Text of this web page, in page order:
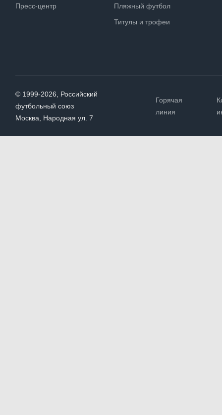
Пресс-центр
Пляжный футбол
Титулы и трофеи
© 1999-2026, Российский
футбольный союз
Москва, Народная ул. 7
Горячая
линия